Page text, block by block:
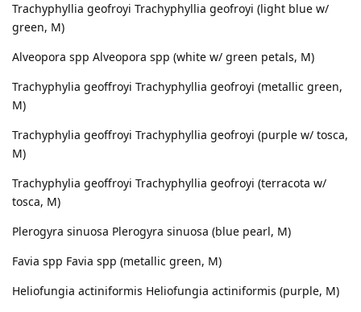
Trachyphyllia geofroyi Trachyphyllia geofroyi (light blue w/
green, M)
Alveopora spp Alveopora spp (white w/ green petals, M)
Trachyphylia geoffroyi Trachyphyllia geofroyi (metallic green,
M)
Trachyphylia geoffroyi Trachyphyllia geofroyi (purple w/ tosca,
M)
Trachyphylia geoffroyi Trachyphyllia geofroyi (terracota w/
tosca, M)
Plerogyra sinuosa Plerogyra sinuosa (blue pearl, M)
Favia spp Favia spp (metallic green, M)
Heliofungia actiniformis Heliofungia actiniformis (purple, M)